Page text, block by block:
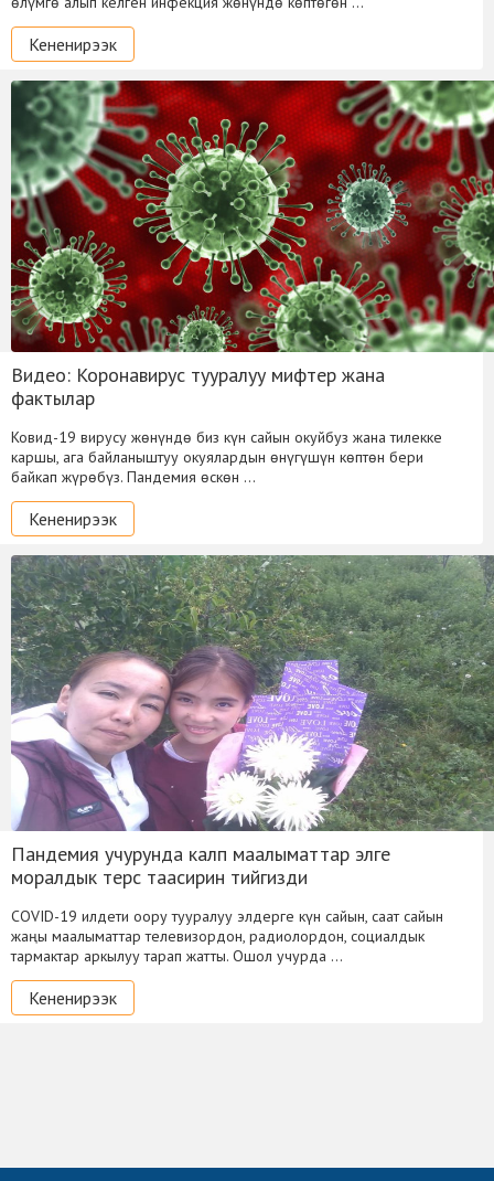
Кененирээк
Видео: Коронавирус тууралуу мифтер жана
фактылар
Ковид-19 вирусу жөнүндө биз күн сайын окуйбуз жана тилекке
каршы, ага байланыштуу окуялардын өнүгүшүн көптөн бери
байкап жүрөбүз. Пандемия өскөн …
Кененирээк
Пандемия учурунда калп маалыматтар элге
моралдык терс таасирин тийгизди
COVID-19 илдети оору тууралуу элдерге күн сайын, саат сайын
жаңы маалыматтар телевизордон, радиолордон, социалдык
тармактар аркылуу тарап жатты. Ошол учурда …
Кененирээк